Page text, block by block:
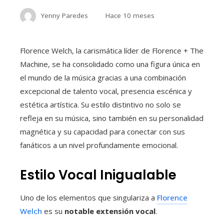
Yenny Paredes Hace 10 meses
Florence Welch, la carismática líder de Florence + The
Machine, se ha consolidado como una figura única en
el mundo de la música gracias a una combinación
excepcional de talento vocal, presencia escénica y
estética artística. Su estilo distintivo no solo se
refleja en su música, sino también en su personalidad
magnética y su capacidad para conectar con sus
fanáticos a un nivel profundamente emocional.
Estilo Vocal Inigualable
Uno de los elementos que singulariza a Florence
Welch es su notable extensión vocal.